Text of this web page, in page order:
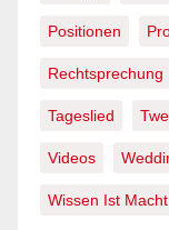
Positionen
Rechtsprechung
Tageslied
Videos
Wissen Ist Macht